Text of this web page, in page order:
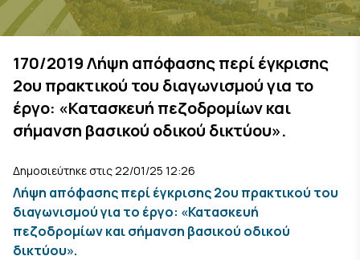
170/2019 Λήψη απόφασης περί έγκρισης
2ου πρακτικού του διαγωνισμού για το
έργο: «Κατασκευή πεζοδρομίων και
σήμανση βασικού οδικού δικτύου».
Δημοσιεύτηκε στις 22/01/25 12:26
Λήψη απόφασης περί έγκρισης 2ου πρακτικού του
διαγωνισμού για το έργο: «Κατασκευή
πεζοδρομίων και σήμανση βασικού οδικού
δικτύου».